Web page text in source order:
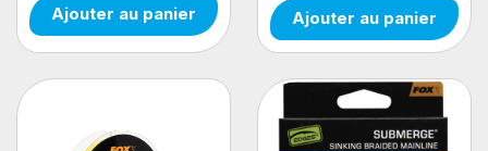
Ajouter au panier Ajouter au panier